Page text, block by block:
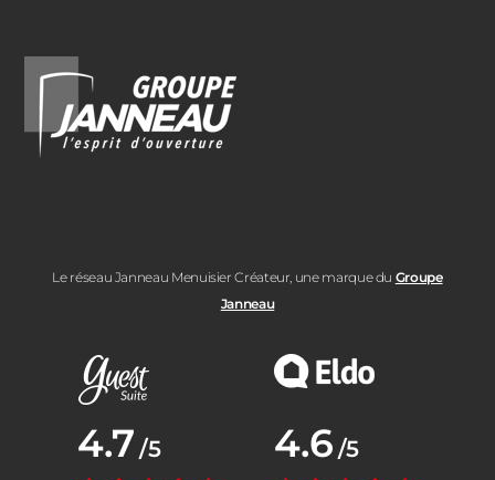
Le réseau Janneau Menuisier Créateur, une marque du Groupe
Janneau
Note moyenne :
4.7 /5
Note moyenne :
4.6 /5